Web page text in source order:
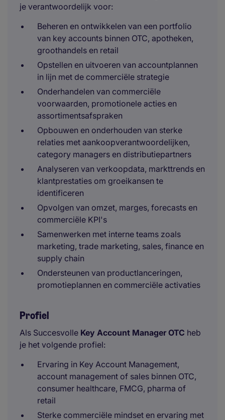
je verantwoordelijk voor:
Beheren en ontwikkelen van een portfolio
van key accounts binnen OTC, apotheken,
groothandels en retail
Opstellen en uitvoeren van accountplannen
in lijn met de commerciële strategie
Onderhandelen van commerciële
voorwaarden, promotionele acties en
assortimentsafspraken
Opbouwen en onderhouden van sterke
relaties met aankoopverantwoordelijken,
category managers en distributiepartners
Analyseren van verkoopdata, markttrends en
klantprestaties om groeikansen te
identificeren
Opvolgen van omzet, marges, forecasts en
commerciële KPI's
Samenwerken met interne teams zoals
marketing, trade marketing, sales, finance en
supply chain
Ondersteunen van productlanceringen,
promotieplannen en commerciële activaties
Profiel
Als Succesvolle Key Account Manager OTC heb
je het volgende profiel:
Ervaring in Key Account Management,
account management of sales binnen OTC,
consumer healthcare, FMCG, pharma of
retail
Sterke commerciële mindset en ervaring met